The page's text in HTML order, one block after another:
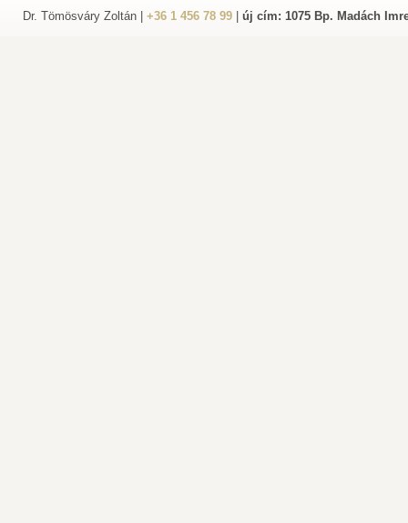
Dr. Tömösváry Zoltán | +36 1 456 78 99 új cím: 1075 Bp. Madách